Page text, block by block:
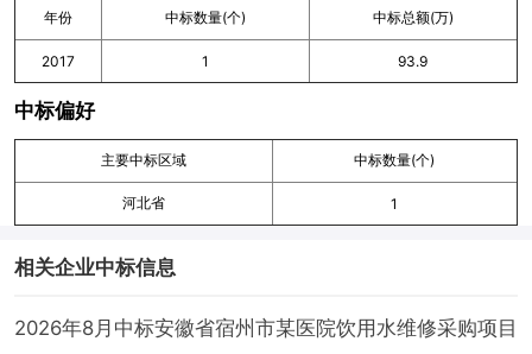
年份 中标数量(个) 中标总额(万)
2017 1 93.9
中标偏好
主要中标区域 中标数量(个)
河北省 1
相关企业中标信息
2026年8月中标安徽省宿州市某医院饮用水维修采购项目